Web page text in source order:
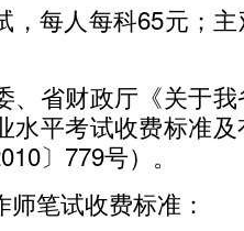
每人每科65元；主
省财政厅《关于我
水平考试收费标准
〕779号）。
笔试收费标准：